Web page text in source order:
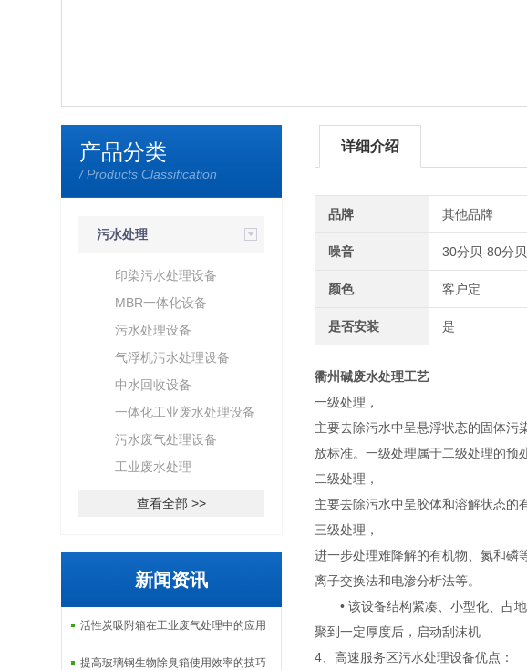
产品分类
/ Products Classification
污水处理
印染污水处理设备
MBR一体化设备
污水处理设备
气浮机污水处理设备
中水回收设备
一体化工业废水处理设备
污水废气处理设备
工业废水处理
查看全部 >>
新闻资讯
活性炭吸附箱在工业废气处理中的应用
提高玻璃钢生物除臭箱使用效率的技巧
详细介绍
品牌 其他品牌
噪音 30分贝-80分贝
颜色 客户定
是否安装 是
衢州碱废水处理工艺
一级处理，
主要去除污水中呈悬浮状态的固体污
放标准。一级处理属于二级处理的预
二级处理，
主要去除污水中呈胶体和溶解状态的
三级处理，
进一步处理难降解的有机物、氮和磷
离子交换法和电渗分析法等。
• 该设备结构紧凑、小型化、占地
聚到一定厚度后，启动刮沫机
4、高速服务区污水处理设备优点：